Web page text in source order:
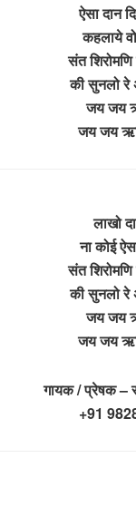
ऐसा दान
कहलाये
संत
की सुनलो रे
जय जय
जय जय
लाखो
ना कोई
संत
की सुनलो रे
जय जय
जय जय
गायक / प्रेषक –
+91